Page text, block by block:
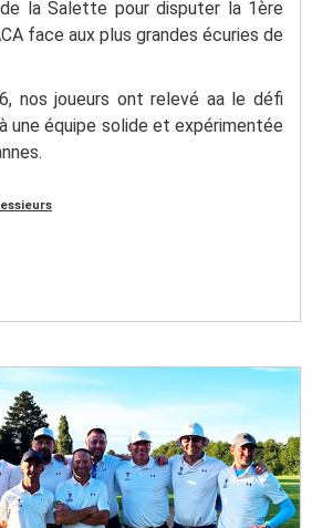
la Salette pour disputer la 1ère
face aux plus grandes écuries de
nos joueurs ont relevé aa le défi
une équipe solide et expérimentée